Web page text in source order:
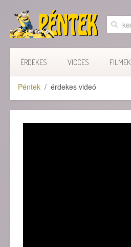
ÉRDEKES VICCES FILMEK
Péntek érdekes videó